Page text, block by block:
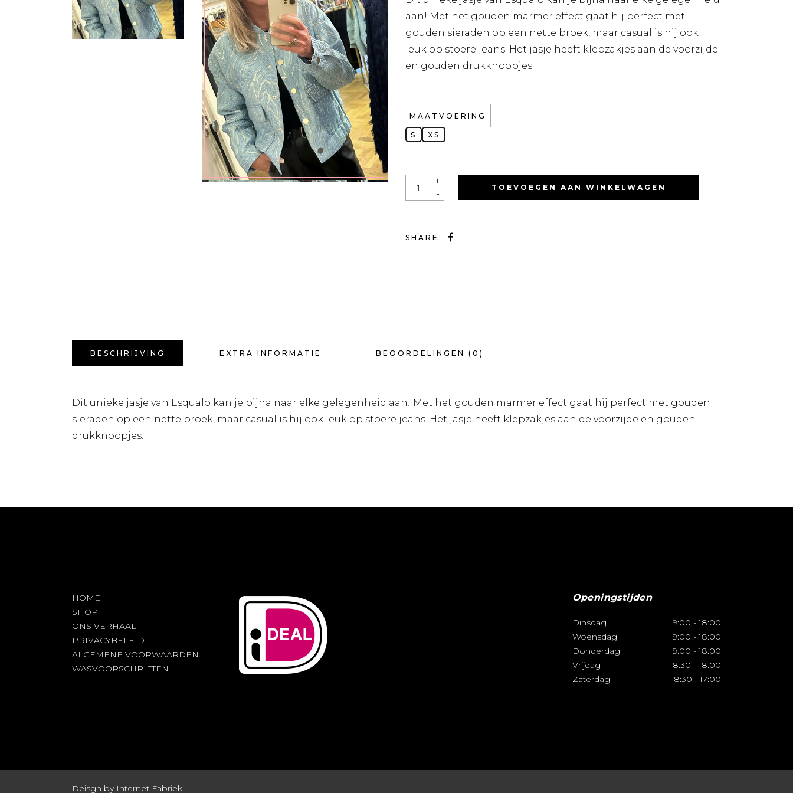
aan! Met het gouden marmer effect gaat hij perfect met
gouden sieraden op een nette broek, maar casual is hij ook
leuk op stoere jeans. Het jasje heeft klepzakjes aan de voorzijde
en gouden drukknoopjes.
MAATVOERING
S XS
QUANTITY
-
+
TOEVOEGEN AAN WINKELWAGEN
SHARE:
BESCHRIJVING EXTRA INFORMATIE BEOORDELINGEN (0)
Dit unieke jasje van Esqualo kan je bijna naar elke gelegenheid aan! Met het gouden marmer effect gaat hij perfect met gouden
sieraden op een nette broek, maar casual is hij ook leuk op stoere jeans. Het jasje heeft klepzakjes aan de voorzijde en gouden
drukknoopjes.
HOME
SHOP
ONS VERHAAL
PRIVACYBELEID
ALGEMENE VOORWAARDEN
WASVOORSCHRIFTEN
Openingstijden
Dinsdag 9:00 - 18:00
Woensdag
9:00 - 18:00
Donderdag
9:00 - 18:00
Vrijdag
8:30 - 18:00
Zaterdag
8:30 - 17:00
Deisgn by Internet Fabriek